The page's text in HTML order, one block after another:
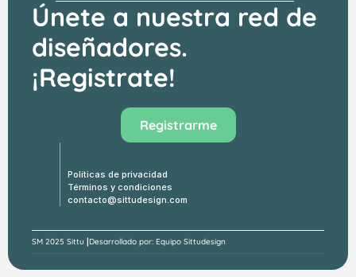
Únete a nuestra red de
diseñadores.
¡Registrate!
Registrarme
Políticas de privacidad
Términos y condiciones
contacto@sittudesign.com
SM 2025 Sittu |Desarrollado por: Equipo Sittudesign